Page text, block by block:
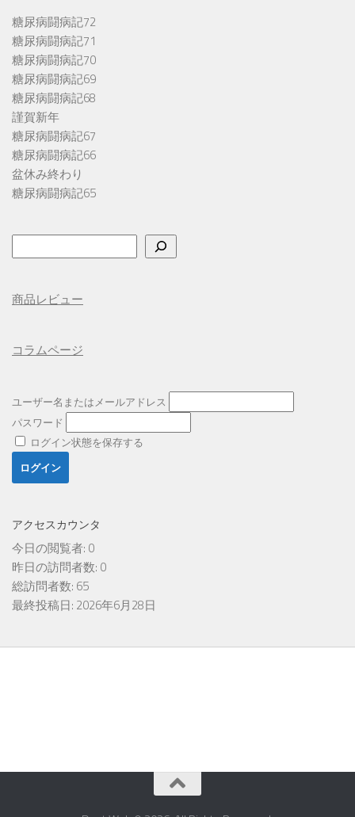
糖尿病闘病記72
糖尿病闘病記71
糖尿病闘病記70
糖尿病闘病記69
糖尿病闘病記68
謹賀新年
糖尿病闘病記67
糖尿病闘病記66
盆休み終わり
糖尿病闘病記65
索
商品レビュー
コラムページ
ユーザー名またはメールアドレス
パスワード
ログイン状態を保存する
アクセスカウンタ
今日の閲覧者: 0
昨日の訪問者数: 0
総訪問者数: 65
最終投稿日: 2026年6月28日